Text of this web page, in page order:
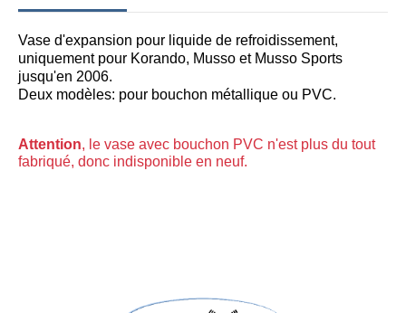
Vase d'expansion pour liquide de refroidissement,
uniquement pour Korando, Musso et Musso Sports
jusqu'en 2006.
Deux modèles: pour bouchon métallique ou PVC.
Attention, le vase avec bouchon PVC n'est plus du tout
fabriqué, donc indisponible en neuf.